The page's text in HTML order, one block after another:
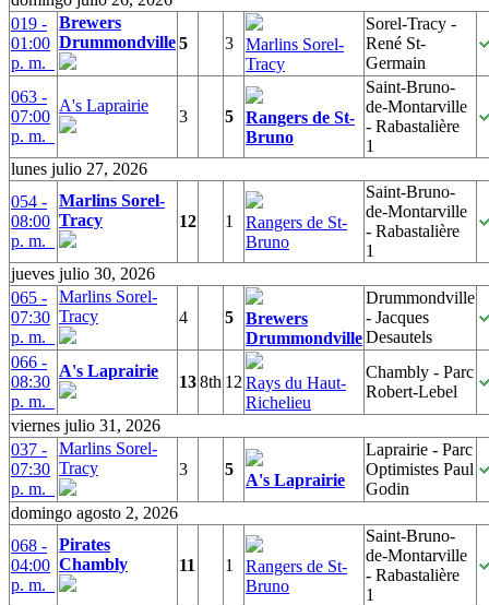
019 -
01:00
p. m.
Brewers
Drummondville5 3
Marlins Sorel-
Tracy
Sorel-Tracy -
René St-
Germain
063 -
07:00
p. m.
A's Laprairie
3 5
Rangers de St-
Bruno
Saint-Bruno-
de-Montarville
- Rabastalière
1
lunes julio 27, 2026
054 -
08:00
p. m.
Marlins Sorel-
Tracy
12 1
Rangers de St-
Bruno
Saint-Bruno-
de-Montarville
- Rabastalière
1
jueves julio 30, 2026
065 -
07:30
p. m.
Marlins Sorel-
Tracy
4 5
Brewers
Drummondville
Drummondville
- Jacques
Desautels
066 -
08:30
p. m.
A's Laprairie
138th 12 Rays du Haut-
Richelieu
Chambly - Parc
Robert-Lebel
viernes julio 31, 2026
037 -
07:30
p. m.
Marlins Sorel-
Tracy
3 5
A's Laprairie
Laprairie - Parc
Optimistes Paul
Godin
domingo agosto 2, 2026
068 -
04:00
p. m.
Pirates
Chambly
11 1
Rangers de St-
Bruno
Saint-Bruno-
de-Montarville
- Rabastalière
1